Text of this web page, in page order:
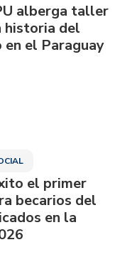
alberga taller
historia del
el Paraguay
el primer
becarios del
en la